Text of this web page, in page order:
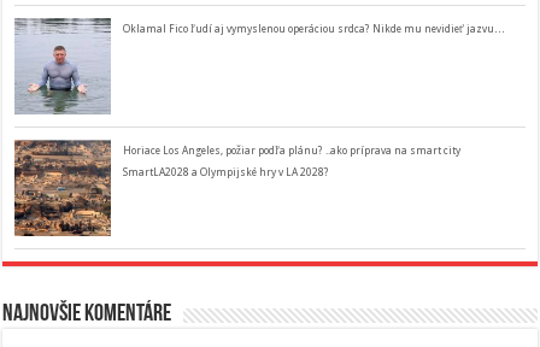
Oklamal Fico ľudí aj vymyslenou operáciou srdca? Nikde mu nevidieť jazvu…
Horiace Los Angeles, požiar podľa plánu? ..ako príprava na smart city
SmartLA2028 a Olympijské hry v LA 2028?
Najnovšie komentáre